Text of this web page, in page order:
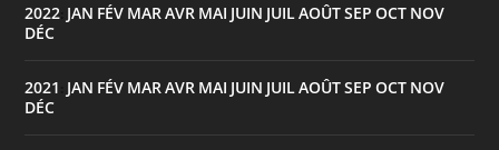
2022 JAN FÉV MARAVR MAI JUIN JUILAOÛTSEP OCT NOV
DÉC
2021 JAN FÉV MARAVR MAI JUIN JUILAOÛTSEP OCT NOV
DÉC